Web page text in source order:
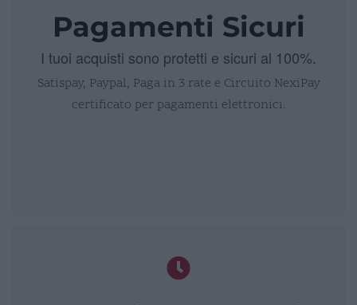
Pagamenti Sicuri
I tuoi acquisti sono protetti e sicuri al 100%.
Satispay, Paypal, Paga in 3 rate e Circuito NexiPay
certificato per pagamenti elettronici.